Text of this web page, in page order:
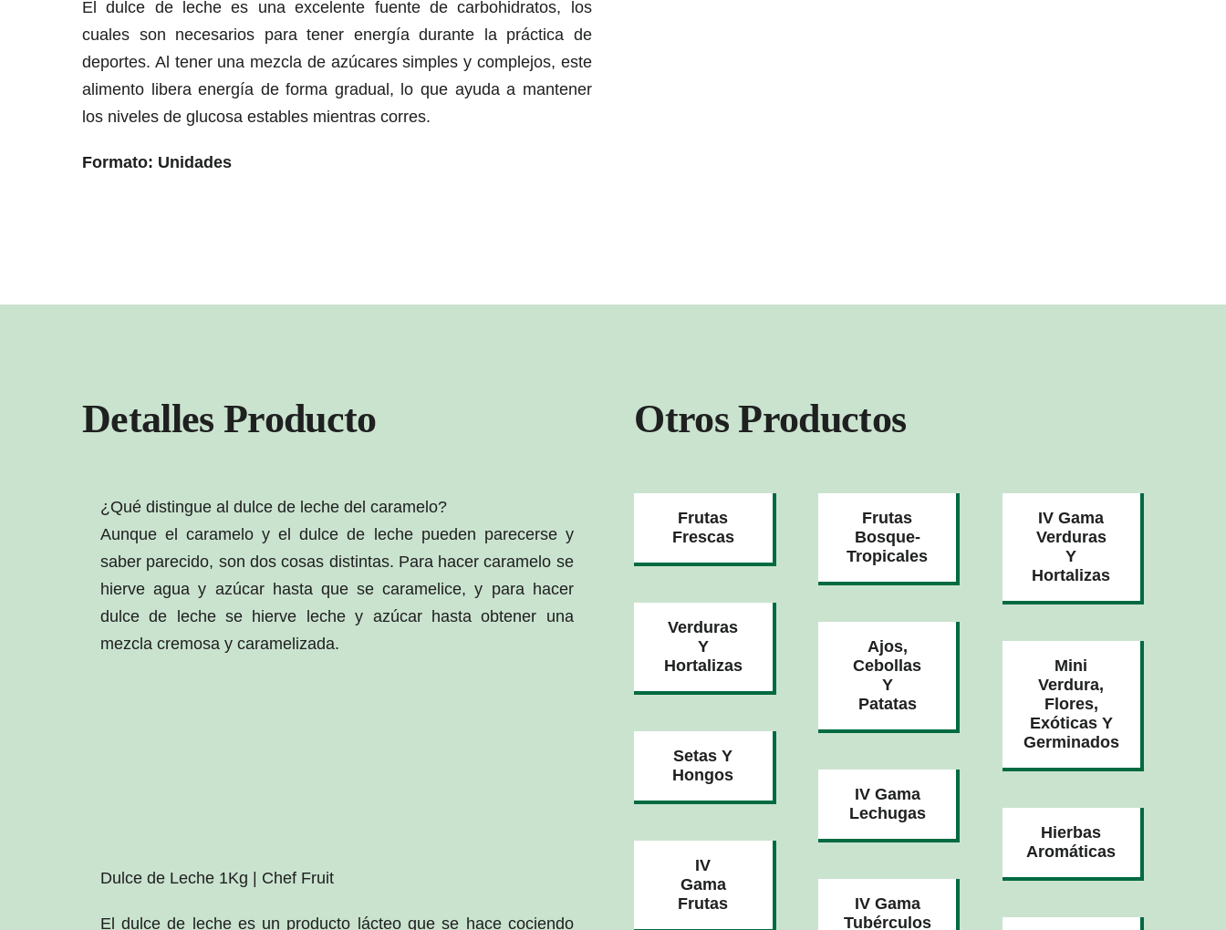
El dulce de leche es una excelente fuente de carbohidratos, los
cuales son necesarios para tener energía durante la práctica de
deportes. Al tener una mezcla de azúcares simples y complejos, este
alimento libera energía de forma gradual, lo que ayuda a mantener
los niveles de glucosa estables mientras corres.
Formato: Unidades
Detalles Producto Otros Productos
¿Qué distingue al dulce de leche del caramelo?
Aunque el caramelo y el dulce de leche pueden parecerse y
saber parecido, son dos cosas distintas. Para hacer caramelo se
hierve agua y azúcar hasta que se caramelice, y para hacer
dulce de leche se hierve leche y azúcar hasta obtener una
mezcla cremosa y caramelizada.
Dulce de Leche 1Kg | Chef Fruit
El dulce de leche es un producto lácteo que se hace cociendo
Frutas
Frescas
Verduras
Y
Hortalizas
Setas Y
Hongos
IV
Gama
Frutas
Frutas
Bosque-
Tropicales
Ajos,
Cebollas
Y
Patatas
IV Gama
Lechugas
IV Gama
Tubérculos
IV Gama
Verduras
Y
Hortalizas
Mini
Verdura,
Flores,
Exóticas Y
Germinados
Hierbas
Aromáticas